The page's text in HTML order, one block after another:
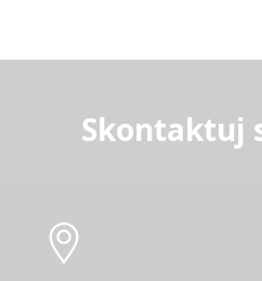
Skontaktuj